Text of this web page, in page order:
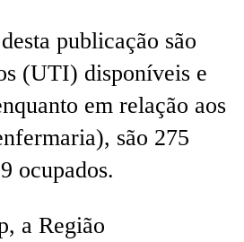
publicação são
(UTI) disponíveis e
em relação aos
são 275
ocupados.
a Região